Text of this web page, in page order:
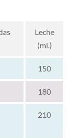
Leche
(ml.)
150
180
210